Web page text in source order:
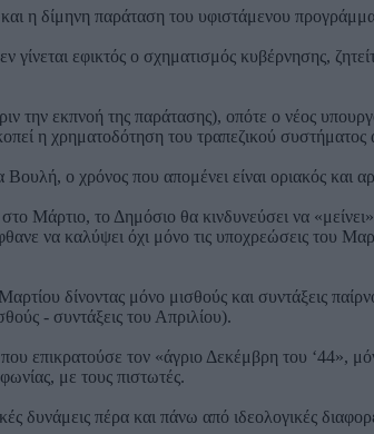
η δίμηνη παράταση του υφιστάμενου
γίνεται εφικτός ο σχηματισμός κυβέρνησης,
την εκπνοή της παράτασης), οπότε ο νέος
η χρηματοδότηση του τραπεζικού
ο χρόνος που απομένει είναι οριακός
Μάρτιο, το Δημόσιο θα κινδυνεύσει να
να καλύψει όχι μόνο τις υποχρεώσεις του
δίνοντας μόνο μισθούς και συντάξεις
- συντάξεις του Απριλίου).
που επικρατούσε τον «άγριο Δεκέμβρη του
με τους πιστωτές.
δυνάμεις πέρα και πάνω από ιδεολογικές